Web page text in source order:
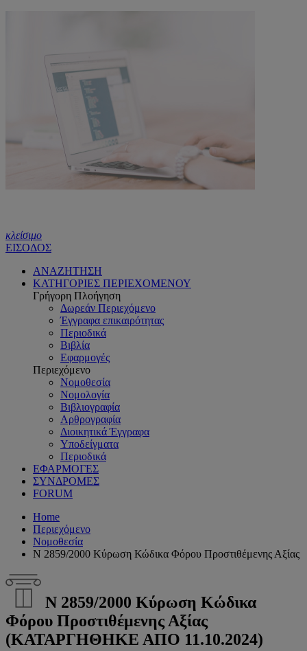
κλείσιμο
ΕΙΣΟΔΟΣ
ΑΝΑΖΗΤΗΣΗ
ΚΑΤΗΓΟΡΙΕΣ ΠΕΡΙΕΧΟΜΕΝΟΥ
Γρήγορη Πλοήγηση
Δωρεάν Περιεχόμενο
Έγγραφα επικαιρότητας
Περιοδικά
Βιβλία
Εφαρμογές
Περιεχόμενο
Νομοθεσία
Νομολογία
Βιβλιογραφία
Αρθρογραφία
Διοικητικά Έγγραφα
Υποδείγματα
Περιοδικά
ΕΦΑΡΜΟΓΕΣ
ΣΥΝΔΡΟΜΕΣ
FORUM
Home
Περιεχόμενο
Νομοθεσία
Ν 2859/2000 Κύρωση Κώδικα Φόρου Προστιθέμενης Αξίας
Ν 2859/2000 Κύρωση Κώδικα
Φόρου Προστιθέμενης Αξίας
(ΚΑΤΑΡΓΗΘΗΚΕ ΑΠΟ 11.10.2024)